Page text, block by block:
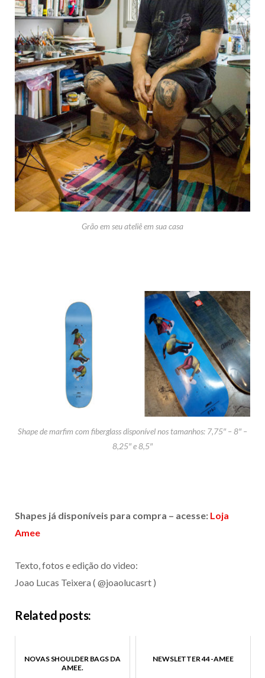
Grão em seu ateliê em sua casa
Shape de marfim com fiberglass disponível nos tamanhos: 7,75″ – 8″ –
8,25″ e 8,5″
Shapes já disponíveis para compra – acesse: Loja
Amee
Texto, fotos e edição do video:
Joao Lucas Teixera ( @joaolucasrt )
Related posts:
NOVAS SHOULDER BAGS DA
AMEE.
NEWSLETTER 44 -AMEE